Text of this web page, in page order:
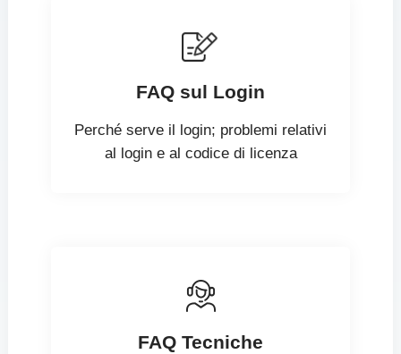
FAQ sul Login
Perché serve il login; problemi relativi
al login e al codice di licenza
FAQ Tecniche